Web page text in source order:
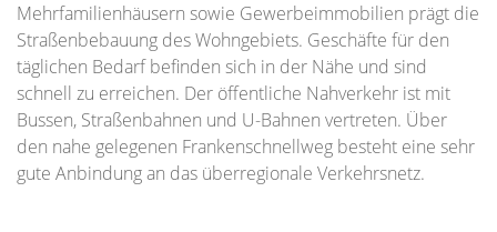
Mehrfamilienhäusern sowie Gewerbeimmobilien prägt die
Straßenbebauung des Wohngebiets. Geschäfte für den
täglichen Bedarf befinden sich in der Nähe und sind
schnell zu erreichen. Der öffentliche Nahverkehr ist mit
Bussen, Straßenbahnen und U-Bahnen vertreten. Über
den nahe gelegenen Frankenschnellweg besteht eine sehr
gute Anbindung an das überregionale Verkehrsnetz.